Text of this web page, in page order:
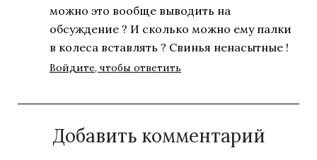
можно это вообще выводить на
обсуждение ? И сколько можно ему палки
в колеса вставлять ? Свинья ненасытные !
Войдите, чтобы ответить
Добавить комментарий